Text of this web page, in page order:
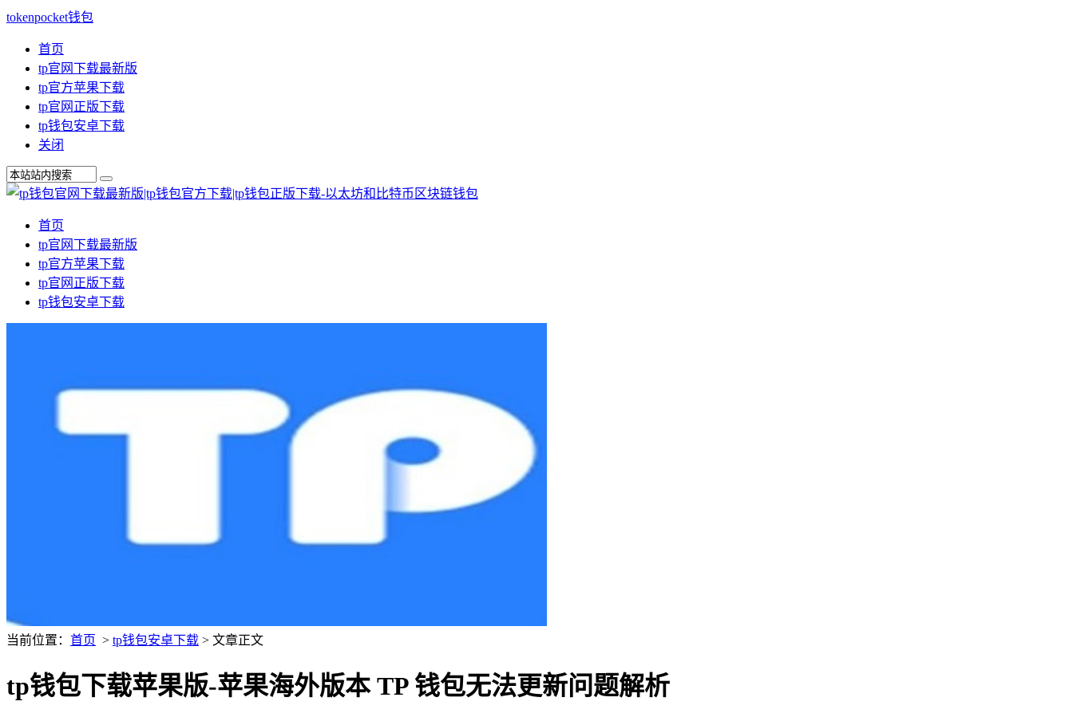
tokenpocket钱包
首页
tp官网下载最新版
tp官方苹果下载
tp官网正版下载
tp钱包安卓下载
关闭
首页
tp官网下载最新版
tp官方苹果下载
tp官网正版下载
tp钱包安卓下载
当前位置： 首页 > tp钱包安卓下载 > 文章正文
tp钱包下载苹果版-苹果海外版本 TP 钱包无法更新问题解析